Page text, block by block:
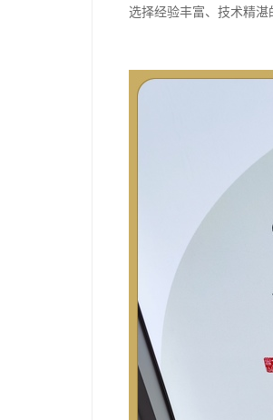
选择经验丰富、技术精湛